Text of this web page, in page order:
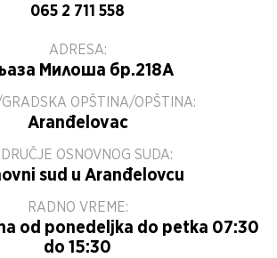
065 2 711 558
ADRESA:
Милоша бр.218А
OPŠTINA/OPŠTINA:
Aranđelovac
OSNOVNOG SUDA:
sud u Aranđelovcu
RADNO VREME:
od ponedeljka do petka 07:30
do 15:30